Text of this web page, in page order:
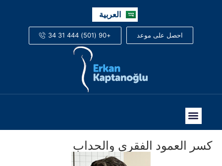
العربية
Русский
احصل على موعد +90 (501) 444 31 34
كسر العمود الفقري والحداب